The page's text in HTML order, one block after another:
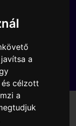
a
célzott
a